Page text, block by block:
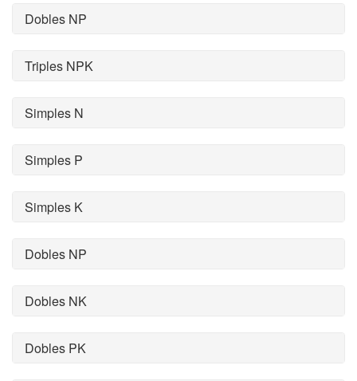
Dobles NP
Triples NPK
Simples N
Simples P
Simples K
Dobles NP
Dobles NK
Dobles PK